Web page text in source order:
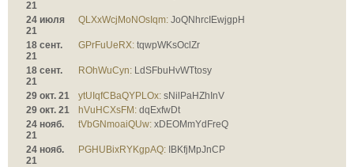
21
24 июля
21
QLXxWcjMoNOsIqm: JoQNhrcIEwjgpH
18 сент.
21
GPrFuUeRX: tqwpWKsOclZr
18 сент.
21
ROhWuCyn: LdSFbuHvWTtosy
29 окт. 21 ytUIqfCBaQYPLOx: sNilPaHZhInV
29 окт. 21
hVuHCXsFM: dqExfwDt
24 нояб.
21
tVbGNmoaiQUw: xDEOMmYdFreQ
24 нояб.
21
PGHUBixRYKgpAQ: IBKfjMpJnCP